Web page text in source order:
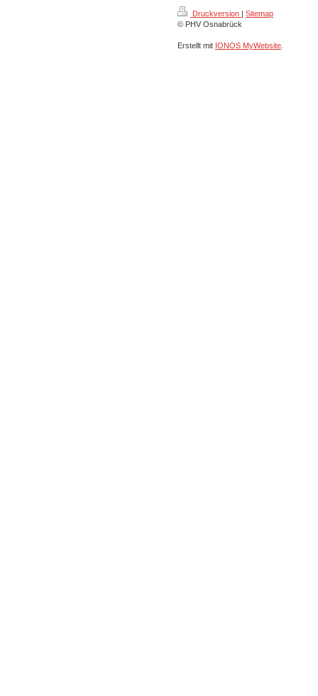
Druckversion | Sitemap
© PHV Osnabrück
Erstellt mit IONOS MyWebsite